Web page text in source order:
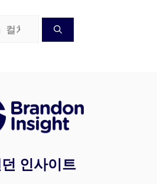
인사이트